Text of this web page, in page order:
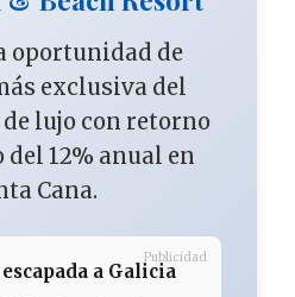
oportunidad de
exclusiva del
lujo con retorno
12% anual en
Cana.
a Galicia
Publicidad